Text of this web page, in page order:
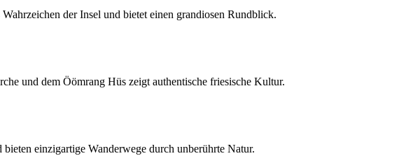
der Insel und bietet einen grandiosen Rundblick.
und dem Öömrang Hüs zeigt authentische friesische Kultur.
einzigartige Wanderwege durch unberührte Natur.